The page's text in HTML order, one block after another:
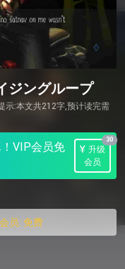
ジングループ
示:本文共212字,预计读完需
VIP会员免
升级
会员
30
员: 免费